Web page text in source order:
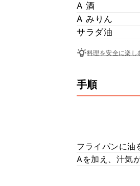
A 酒
A みりん
サラダ油
料理を安全に楽し
手順
フライパンに油
Aを加え、汁気